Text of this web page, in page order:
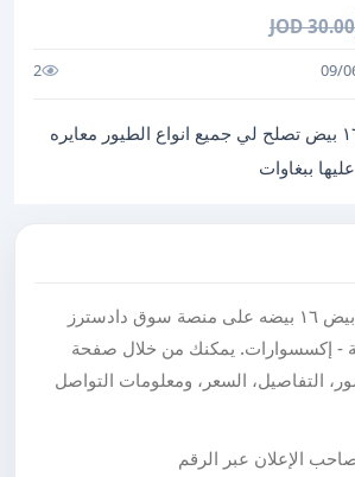
30.00 JOD
2
متوفر فقاسة بيض ١٦ بيض تصلح لي جميع انواع الطيور معايره
ببغاوات
شاهد إعلان فقاسة بيض ١٦ بيضه على منصة سوق دادسترز
- إكسسوارات. يمكنك من خلال صفحة
التفاصيل، السعر، ومعلومات التواصل
الإعلان عبر الرقم